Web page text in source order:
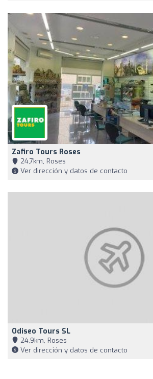
Zafiro Tours Roses
24,7km, Roses
Ver dirección y datos de contacto
Odiseo Tours SL
24,9km, Roses
Ver dirección y datos de contacto